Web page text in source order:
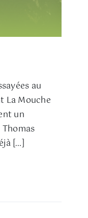
au
La Mouche
un
[…]